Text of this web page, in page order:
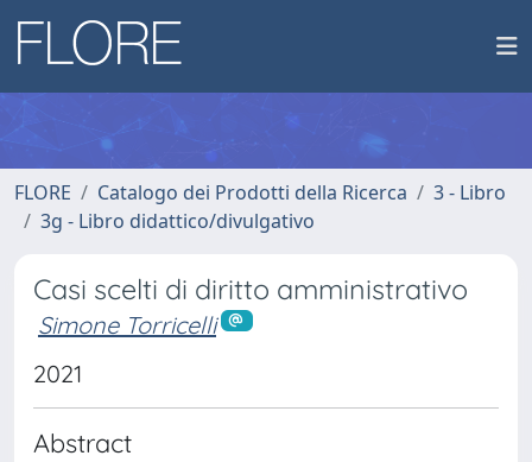
FLORE Catalogo dei Prodotti della Ricerca
3 - Libro
3g - Libro didattico/divulgativo
Casi scelti di diritto amministrativo
Simone Torricelli
2021
Abstract